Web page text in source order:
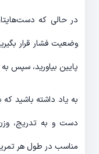
در حالی که
وضعیت فشار قرار
پایین بیاورید، سپس
به یاد داشته باشید
دست و به تدریج،
مناسب در طول هر